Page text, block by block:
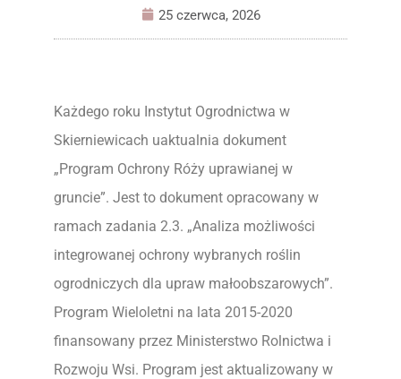
25 czerwca, 2026
Każdego roku Instytut Ogrodnictwa w
Skierniewicach uaktualnia dokument
„Program Ochrony Róży uprawianej w
gruncie”. Jest to dokument opracowany w
ramach zadania 2.3. „Analiza możliwości
integrowanej ochrony wybranych roślin
ogrodniczych dla upraw małoobszarowych”.
Program Wieloletni na lata 2015-2020
finansowany przez Ministerstwo Rolnictwa i
Rozwoju Wsi. Program jest aktualizowany w